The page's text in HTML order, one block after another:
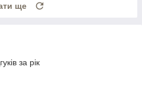
ще
за рік